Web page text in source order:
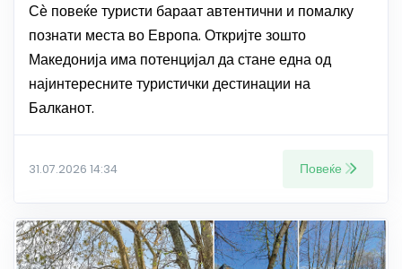
Сѐ повеќе туристи бараат автентични и помалку
познати места во Европа. Откријте зошто
Македонија има потенцијал да стане една од
најинтересните туристички дестинации на
Балканот.
31.07.2026 14:34 Повеќе